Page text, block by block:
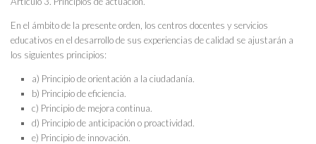
En el ámbito de la presente orden, los centros docentes y servicios
educativos en el desarrollo de sus experiencias de calidad se ajustarán a
los siguientes principios:
a) Principio de orientación a la ciudadanía.
b) Principio de eficiencia.
c) Principio de mejora continua.
d) Principio de anticipación o proactividad.
e) Principio de innovación.